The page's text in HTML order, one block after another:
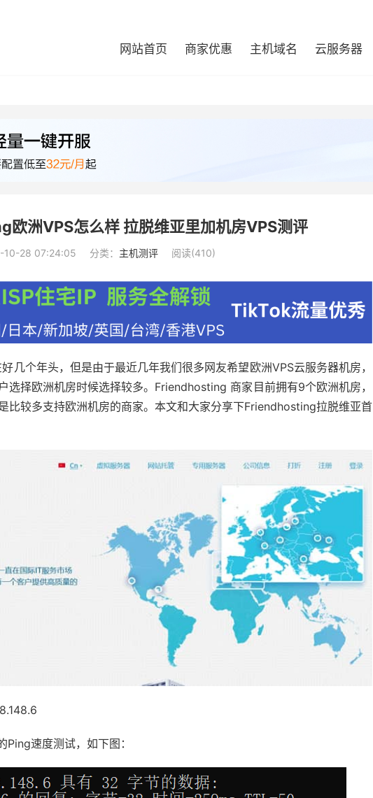
网站首页 商家优惠 主机域名 云服务器
洲VPS怎么样 拉脱维亚里加机房VPS测评
10-28 07:24:05 分类： 主机测评 阅读(410)
几个年头，但是由于最近几年我们很多网友希望欧洲VPS云服务器机房，
选择欧洲机房时候选择较多。Friendhosting 商家目前拥有9个欧洲机房，
比较多支持欧洲机房的商家。本文和大家分享下Friendhosting拉脱维亚首
速度测试，如下图：